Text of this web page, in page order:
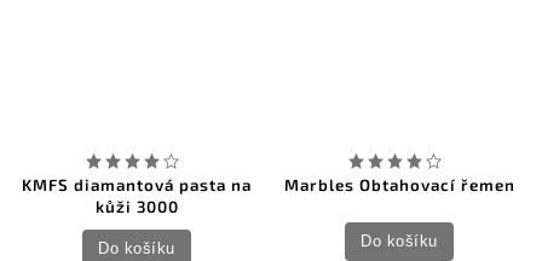
KMFS diamantová pasta na
kůži 3000
Do košíku
Marbles Obtahovací řemen
Do košíku